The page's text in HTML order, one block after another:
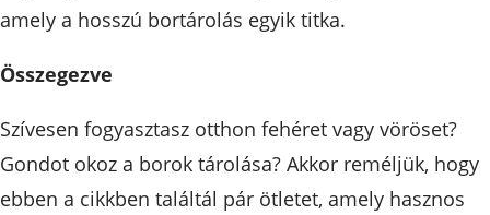
amely a hosszú bortárolás egyik titka.
Összegezve
Szívesen fogyasztasz otthon fehéret vagy vöröset?
Gondot okoz a borok tárolása? Akkor reméljük, hogy
ebben a cikkben találtál pár ötletet, amely hasznos